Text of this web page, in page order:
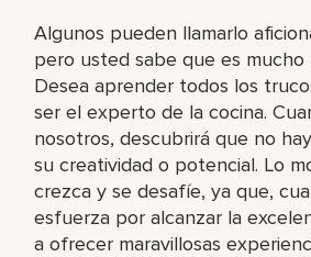
Algunos pueden llamarlo
pero usted sabe que es mucho
Desea aprender todos los
ser el experto de la cocina.
nosotros, descubrirá que no
su creatividad o potencial. Lo
crezca y se desafíe, ya que,
esfuerza por alcanzar la
a ofrecer maravillosas